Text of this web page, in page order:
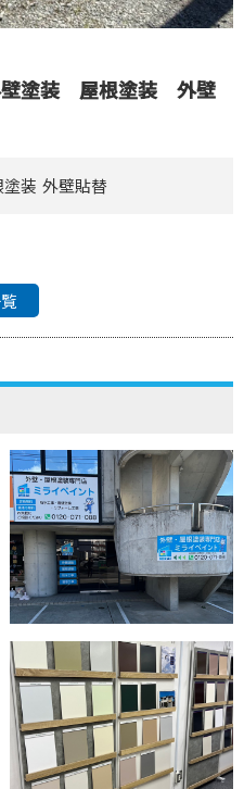
塗装 屋根塗装 外壁
塗装 外壁貼替